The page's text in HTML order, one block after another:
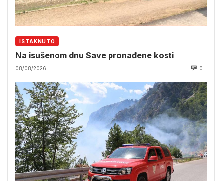
ISTAKNUTO
Na isušenom dnu Save pronađene kosti
08/08/2026 0